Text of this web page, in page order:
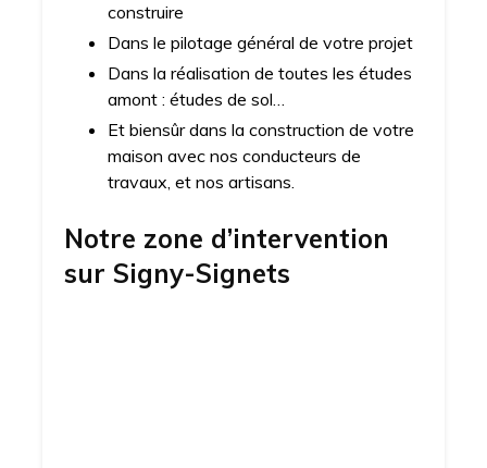
construire
Dans le pilotage général de votre projet
Dans la réalisation de toutes les études
amont : études de sol…
Et biensûr dans la construction de votre
maison avec nos conducteurs de
travaux, et nos artisans.
Notre zone d’intervention
sur Signy-Signets